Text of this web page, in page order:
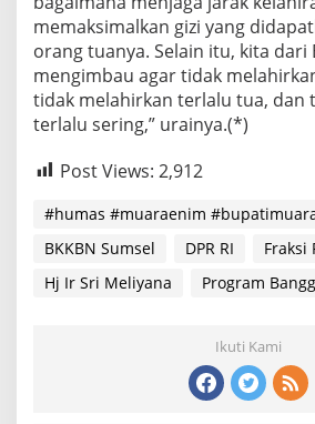
memaksimalkan gizi yang
orang tuanya. Selain itu, kita dari
mengimbau agar tidak
tidak melahirkan terlalu tua, dan
terlalu sering,” urainya.(*)
Post Views: 2,912
#humas #muaraenim
BKKBN Sumsel
DPR RI
Fraksi
Hj Ir Sri Meliyana
Program
Ikuti Kami